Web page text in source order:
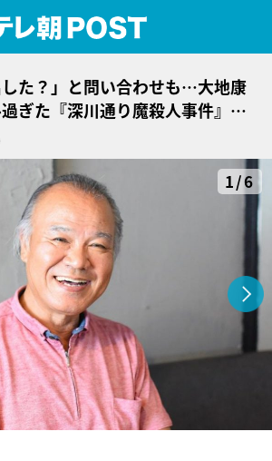
した？」と問い合わせも…大地康
ぎた『深川通り魔殺人事件』の
1/6